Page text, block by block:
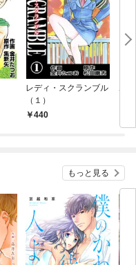
レディ・スクランブル
（１）
440
ホ
もっと見る